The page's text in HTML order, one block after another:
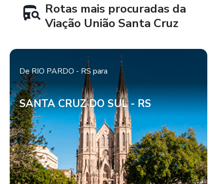
Rotas mais procuradas da
Viação União Santa Cruz
DeRIO PARDO - RS para
SANTA CRUZ DO SUL - RS